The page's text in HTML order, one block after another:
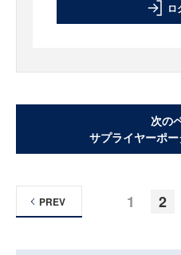
ロ
次の
サプライヤーポ
1 2
PREV